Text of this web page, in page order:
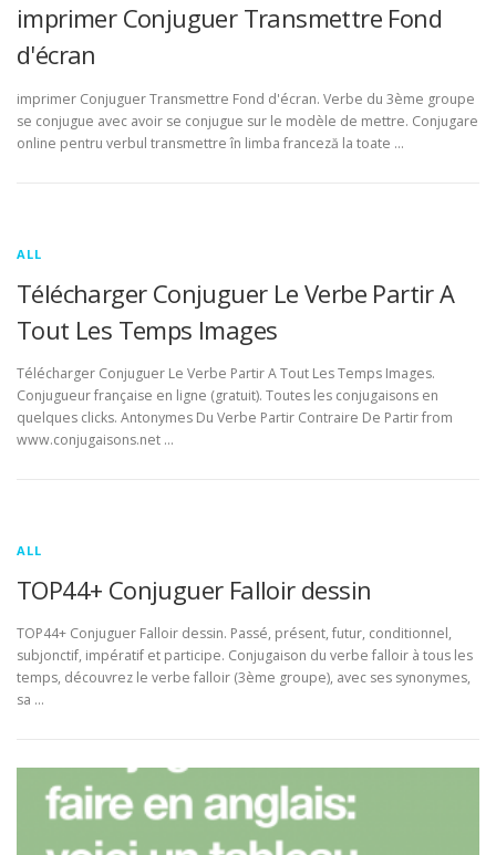
imprimer Conjuguer Transmettre Fond
d'écran
imprimer Conjuguer Transmettre Fond d'écran. Verbe du 3ème groupe
se conjugue avec avoir se conjugue sur le modèle de mettre. Conjugare
online pentru verbul transmettre în limba franceză la toate …
ALL
Télécharger Conjuguer Le Verbe Partir A
Tout Les Temps Images
Télécharger Conjuguer Le Verbe Partir A Tout Les Temps Images.
Conjugueur française en ligne (gratuit). Toutes les conjugaisons en
quelques clicks. Antonymes Du Verbe Partir Contraire De Partir from
www.conjugaisons.net …
ALL
TOP44+ Conjuguer Falloir dessin
TOP44+ Conjuguer Falloir dessin. Passé, présent, futur, conditionnel,
subjonctif, impératif et participe. Conjugaison du verbe falloir à tous les
temps, découvrez le verbe falloir (3ème groupe), avec ses synonymes,
sa …